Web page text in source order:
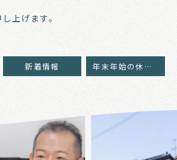
上げます。
新着情報 年末年始の休業日のお知らせ
Next